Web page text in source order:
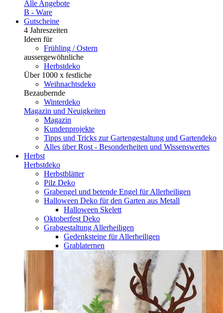
Alle Angebote
B - Ware
Gutscheine
4 Jahreszeiten
Ideen für
Frühling / Ostern
aussergewöhnliche
Herbstdeko
Über 1000 x festliche
Weihnachtsdeko
Bezaubernde
Winterdeko
Magazin und Neuigkeiten
Magazin
Kundenprojekte
Tipps und Tricks zur Gartengestaltung und Gartendeko
Alles über Rost - Besonderheiten und Wissenswertes
Herbst
Herbstdeko
Herbstblätter
Pilz Deko
Grabengel und betende Engel für Allerheiligen
Halloween Deko für den Garten aus Metall
Halloween Skelett
Oktoberfest Deko
Grabgestaltung Allerheiligen
Gedenksteine für Allerheiligen
Grablaternen